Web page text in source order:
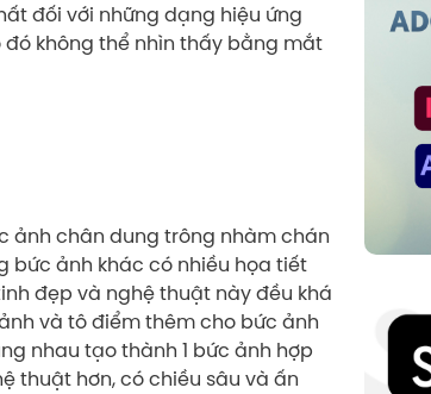
đối với những dạng hiệu ứng
không thể nhìn thấy bằng mắt
ảnh chân dung trông nhàm chán
bức ảnh khác có nhiều họa tiết
đẹp và nghệ thuật này đều khá
và tô điểm thêm cho bức ảnh
nhau tạo thành 1 bức ảnh hợp
thuật hơn, có chiều sâu và ấn